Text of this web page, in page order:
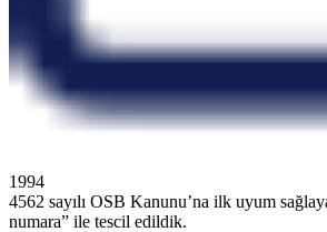
1994
4562 sayılı OSB Kanunu’na ilk uyum
numara” ile tescil edildik.